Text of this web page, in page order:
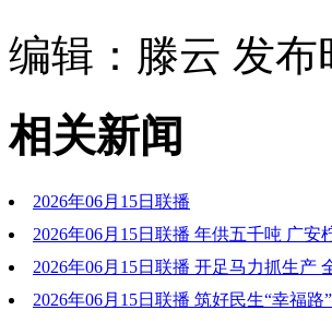
编辑：滕云 发布
相关新闻
2026年06月15日联播
2026年06月15日联播 年供五千吨 广
2026年06月15日联播 开足马力抓生产
2026年06月15日联播 筑好民生“幸福路